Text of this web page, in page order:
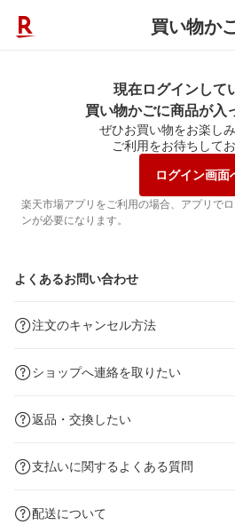
買い物か
現在ログインして
買い物かごに商品が入
ぜひお買い物をお楽しみ
ご利用をお待ちしてお
ログイン画面
楽天市場アプリをご利用の場合、アプリで
ンが必要になります。
よくあるお問い合わせ
注文のキャンセル方法
ショップへ連絡を取りたい
返品・交換したい
支払いに関するよくある質問
配送について